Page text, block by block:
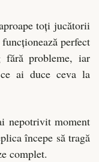
toți jucătorii
perfect
fără probleme, iar
ai duce ceva la
nepotrivit moment
începe să tragă
complet.